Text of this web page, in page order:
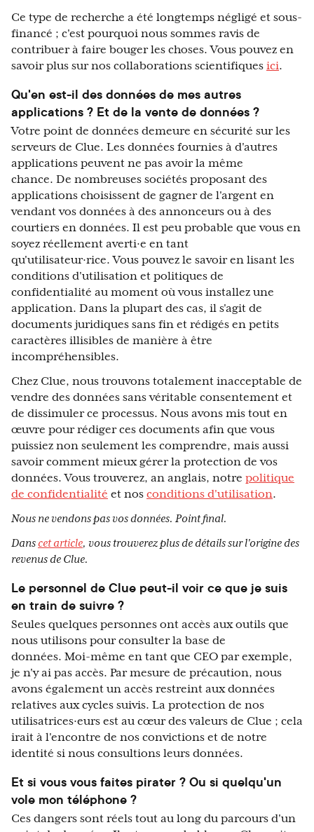
Ce type de recherche a été longtemps négligé et sous-
financé ; c'est pourquoi nous sommes ravis de
contribuer à faire bouger les choses. Vous pouvez en
savoir plus sur nos collaborations scientifiques ici.
Qu'en est-il des données de mes autres
applications ? Et de la vente de données ?
Votre point de données demeure en sécurité sur les
serveurs de Clue. Les données fournies à d'autres
applications peuvent ne pas avoir la même
chance. De nombreuses sociétés proposant des
applications choisissent de gagner de l'argent en
vendant vos données à des annonceurs ou à des
courtiers en données. Il est peu probable que vous en
soyez réellement averti·e en tant
qu'utilisateur·rice. Vous pouvez le savoir en lisant les
conditions d'utilisation et politiques de
confidentialité au moment où vous installez une
application. Dans la plupart des cas, il s'agit de
documents juridiques sans fin et rédigés en petits
caractères illisibles de manière à être
incompréhensibles.
Chez Clue, nous trouvons totalement inacceptable de
vendre des données sans véritable consentement et
de dissimuler ce processus. Nous avons mis tout en
œuvre pour rédiger ces documents afin que vous
puissiez non seulement les comprendre, mais aussi
savoir comment mieux gérer la protection de vos
données. Vous trouverez, an anglais, notre politique
de confidentialité et nos conditions d'utilisation.
Nous ne vendons pas vos données. Point final.
Danscet article, vous trouverez plus de détails sur l'origine des
revenus de Clue.
Le personnel de Clue peut-il voir ce que je suis
en train de suivre ?
Seules quelques personnes ont accès aux outils que
nous utilisons pour consulter la base de
données. Moi-même en tant que CEO par exemple,
je n'y ai pas accès. Par mesure de précaution, nous
avons également un accès restreint aux données
relatives aux cycles suivis. La protection de nos
utilisatrices·eurs est au cœur des valeurs de Clue ; cela
irait à l'encontre de nos convictions et de notre
identité si nous consultions leurs données.
Et si vous vous faites pirater ? Ou si quelqu'un
vole mon téléphone ?
Ces dangers sont réels tout au long du parcours d'un